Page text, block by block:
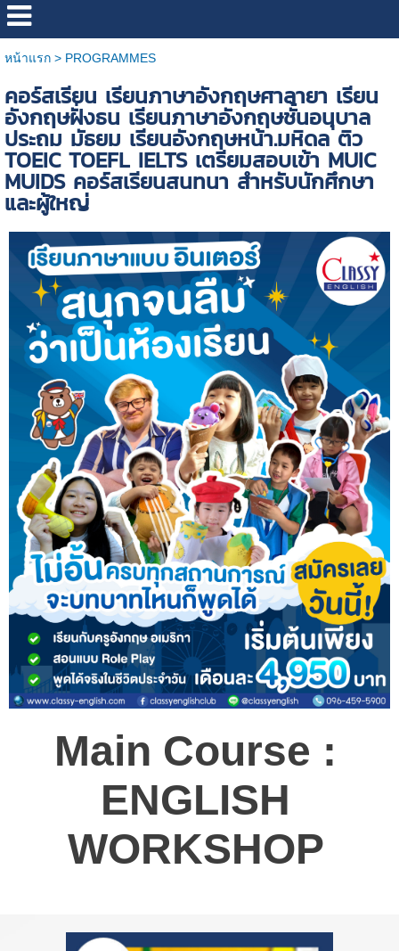
หน้าแรก> PROGRAMMES
คอร์สเรียน เรียนภาษาอังกฤษศาลายา เรียน
อังกฤษฝั่งธน เรียนภาษาอังกฤษชั้นอนุบาล
ประถม มัธยม เรียนอังกฤษหน้า.มหิดล ติว
TOEIC TOEFL IELTS เตรียมสอบเข้า MUIC
MUIDS คอร์สเรียนสนทนา สำหรับนักศึกษา
และผู้ใหญ่
Main Course :
ENGLISH
WORKSHOP